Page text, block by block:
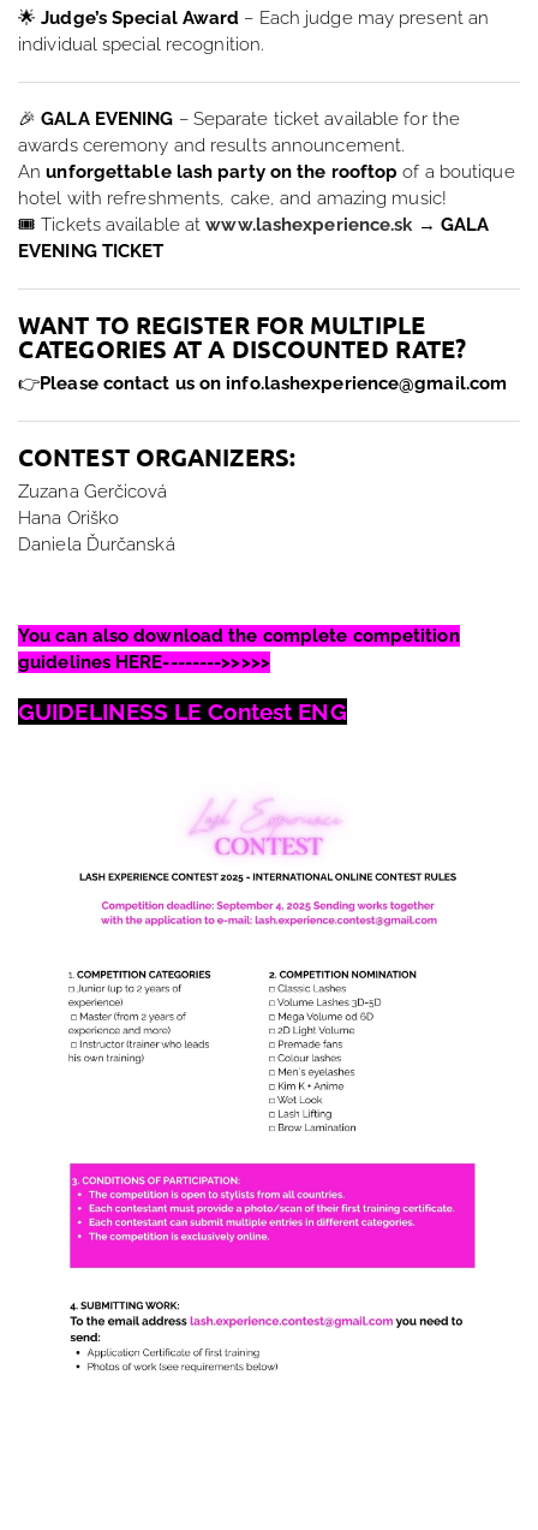
🌟Judge’s Special Award – Each judge may present an
individual special recognition.
🎉GALA EVENING – Separate ticket available for the
awards ceremony and results announcement.
Anunforgettable lash party on the rooftop of a boutique
hotel with refreshments, cake, and amazing music!
🎟 Tickets available atwww.lashexperience.sk→ GALA
EVENING TICKET
WANT TO REGISTER FOR MULTIPLE
CATEGORIES AT A DISCOUNTED RATE?
👉Please contact us on info.lashexperience@gmail.com
CONTEST ORGANIZERS:
Zuzana Gerčicová
Hana Oriško
Daniela Ďurčanská
You can also download the complete competition
guidelines HERE-------->>>>>
GUIDELINESS LE Contest ENG